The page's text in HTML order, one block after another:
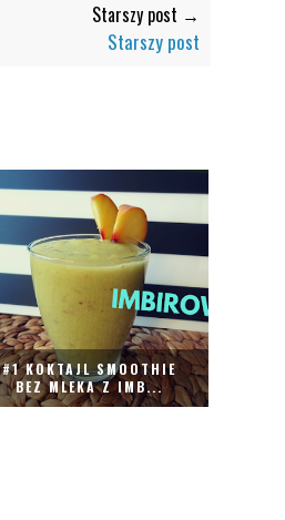
Starszy post →
Starszy post
#1 KOKTAJL SMOOTHIE
BEZ MLEKA Z IMB...